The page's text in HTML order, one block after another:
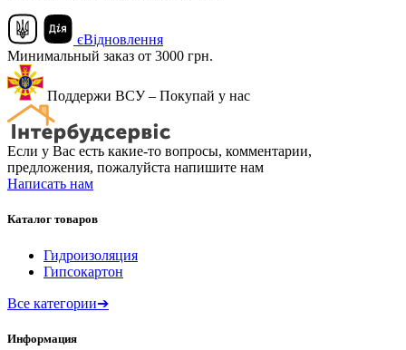
єВідновлення
Минимальный заказ от 3000 грн.
Поддержи ВСУ – Покупай у нас
Если у Вас есть какие-то вопросы, комментарии,
предложения, пожалуйста напишите нам
Написать нам
Каталог товаров
Гидроизоляция
Гипсокартон
Все категории➔
Информация